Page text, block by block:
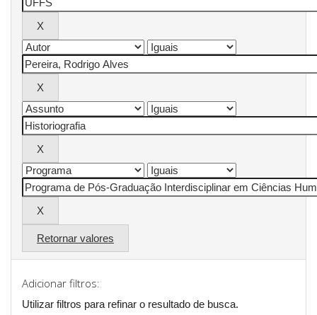
Retornar valores
Adicionar filtros:
Utilizar filtros para refinar o resultado de busca.